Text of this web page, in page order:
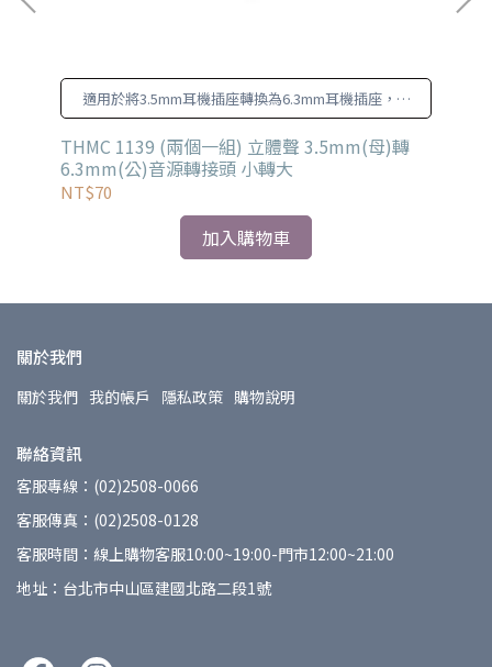
適用於將3.5mm耳機插座轉換為6.3mm耳機插座，適
用於混音器、擴大機、效果器、電子琴、電子鼓。
THMC 1139 (兩個一組) 立體聲 3.5mm(母)轉
6.3mm(公)音源轉接頭 小轉大
NT$70
加入購物車
關於我們
關於我們 我的帳戶 隱私政策 購物說明
聯絡資訊
客服專線：(02)2508-0066
客服傳真：(02)2508-0128
客服時間：線上購物客服10:00~19:00-門市12:00~21:00
地址：台北市中山區建國北路二段1號